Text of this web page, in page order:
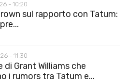
- 10:20
sul rapporto con Tatum:
- 11:30
di Grant Williams che
i rumors tra Tatum e...